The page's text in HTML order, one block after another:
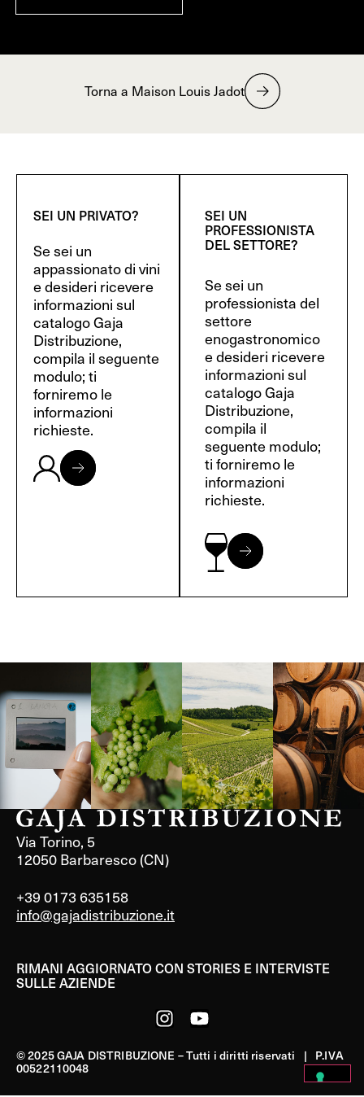
Torna a Maison Louis Jadot
SEI UN PRIVATO?
Se sei un
appassionato di vini
e desideri ricevere
informazioni sul
catalogo Gaja
Distribuzione,
compila il seguente
modulo; ti
forniremo le
informazioni
richieste.
SEI UN
PROFESSIONISTA
DEL SETTORE?
Se sei un
professionista del
settore
enogastronomico
e desideri ricevere
informazioni sul
catalogo Gaja
Distribuzione,
compila il
seguente modulo;
ti forniremo le
informazioni
richieste.
Langa, 1977 Borgogna,
Francia
Borgogna,
Francia
Instagram
Via Torino, 5
12050 Barbaresco (CN)
+39 0173 635158
info@gajadistribuzione.it
RIMANI AGGIORNATO CON STORIES E INTERVISTE
SULLE AZIENDE
© 2025 GAJA DISTRIBUZIONE – Tutti i diritti riservati | P.IVA
00522110048